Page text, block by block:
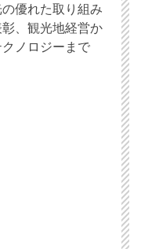
優れた取り組み
彰、観光地経営か
クノロジーまで